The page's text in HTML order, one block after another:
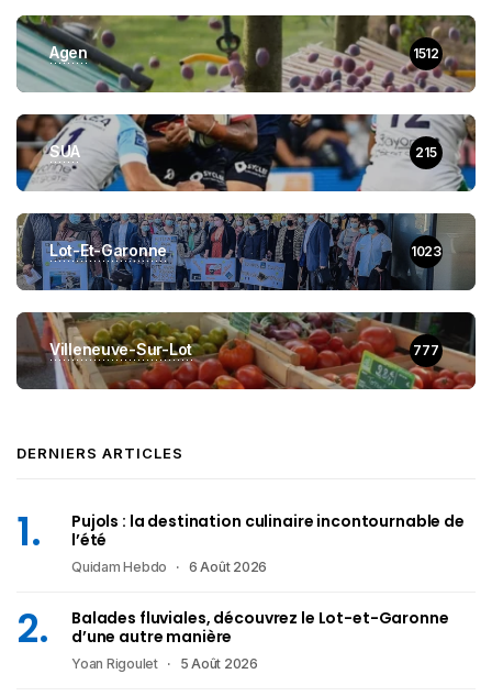
Agen 1512
SUA 215
Lot-Et-Garonne 1023
Villeneuve-Sur-Lot 777
DERNIERS ARTICLES
Pujols : la destination culinaire incontournable de
l’été
Quidam Hebdo 6 Août 2026
Balades fluviales, découvrez le Lot-et-Garonne
d’une autre manière
Yoan Rigoulet 5 Août 2026